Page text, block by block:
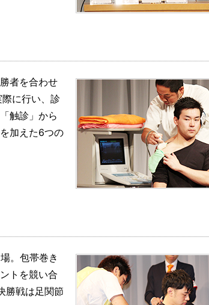
者を合わせ
に行い、診
触診」から
加えた6つの
。包帯巻き
トを競い合
勝戦は足関節